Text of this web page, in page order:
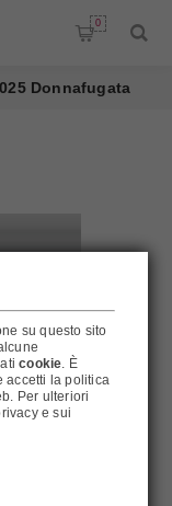
0
Donnafugata
su questo sito
cookie. È
accetti la politica
Per ulteriori
e sui